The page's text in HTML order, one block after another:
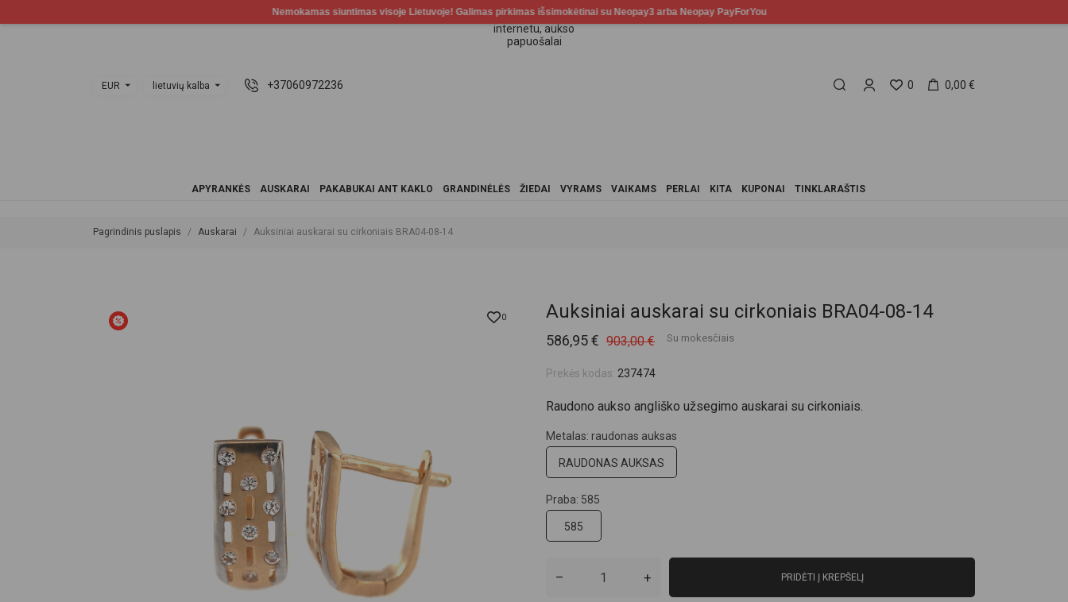
EUR lietuvių kalba +37060972236 0 0,00 €
APYRANKĖS AUSKARAI PAKABUKAI ANT KAKLO GRANDINĖLĖS ŽIEDAI VYRAMS VAIKAMS PERLAI KITA KUPONAI TINKLARAŠTIS
Pagrindinis puslapis Auskarai Auksiniai auskarai su cirkoniais BRA04-08-14
0 Auksiniai auskarai su cirkoniais BRA04-08-14
586,95 € 903,00 € Su mokesčiais
Prekės kodas: 237474
Raudono aukso angliško užsegimo auskarai su cirkoniais.
Metalas: raudonas auksas
RAUDONAS AUKSAS
Praba: 585
585
– + PRIDĖTI Į KREPŠELĮ